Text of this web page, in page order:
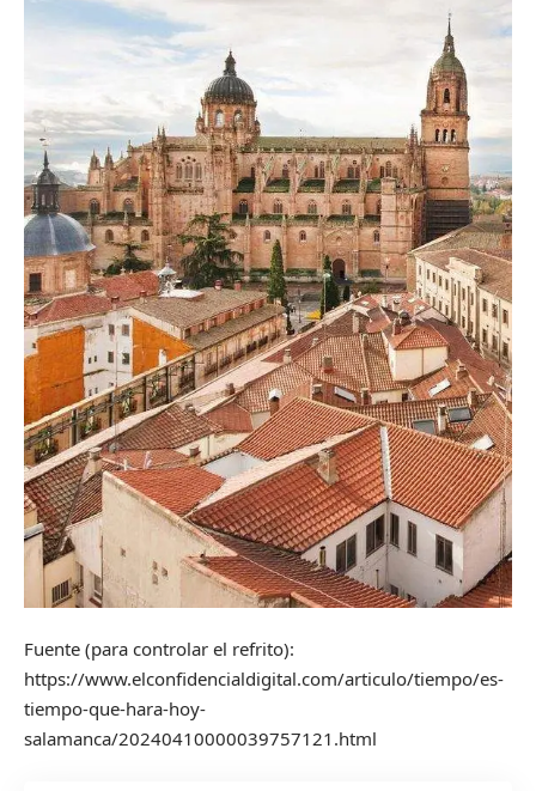
Fuente (para controlar el refrito):
https://www.elconfidencialdigital.com/articulo/tiempo/es-
tiempo-que-hara-hoy-
salamanca/20240410000039757121.html